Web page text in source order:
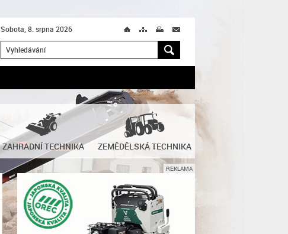
Sobota, 8. srpna 2026 Ú M T M
H
ZAHRADNÍ TECHNIKA ZEMĚDĚLSKÁ TECHNIKA
REKLAMA